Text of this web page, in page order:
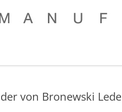
PRESSE, VERANSTALTUNGEN,
BODENSEEvon Bronewski